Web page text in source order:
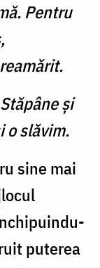
Pentru
și
o slăvim.
sine mai
puterea